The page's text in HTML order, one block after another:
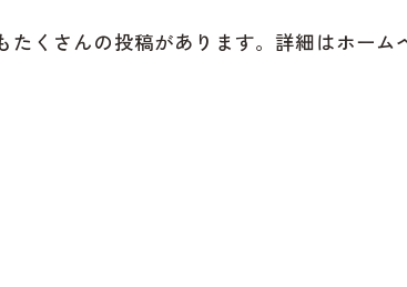
くさんの投稿があります。詳細はホーム